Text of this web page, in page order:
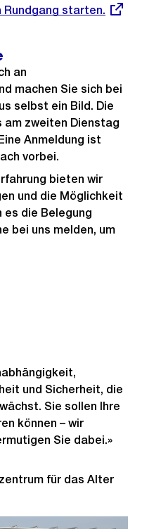
e
l
G
r
o
a
s
Rundgang starten.
an
machen Sie sich bei
selbst ein Bild. Die
am zweiten Dienstag
Anmeldung ist
vorbei.
bieten wir
und die Möglichkeit
es die Belegung
bei uns melden, um
und Sicherheit, die
Sie sollen Ihre
können – wir
Sie dabei.»
für das Alter